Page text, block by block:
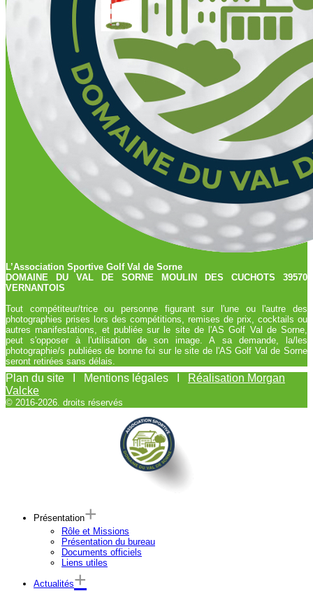
L’Association Sportive Golf Val de Sorne
DOMAINE DU VAL DE SORNE MOULIN DES CUCHOTS 39570
VERNANTOIS
Tout compétiteur/trice ou personne figurant sur l'une ou l'autre des
photographies prises lors des compétitions, remises de prix, cocktails ou
autres manifestations, et publiée sur le site de l'AS Golf Val de Sorne,
peut s'opposer à l'utilisation de son image. A sa demande, la/les
photographie/s publiées de bonne foi sur le site de l'AS Golf Val de Sorne
seront retirées sans délais.
Plan du site I Mentions légales I
Réalisation Morgan
Valcke
© 2016-2026. droits réservés
Présentation
Rôle et Missions
Présentation du bureau
Documents officiels
Liens utiles
Actualités